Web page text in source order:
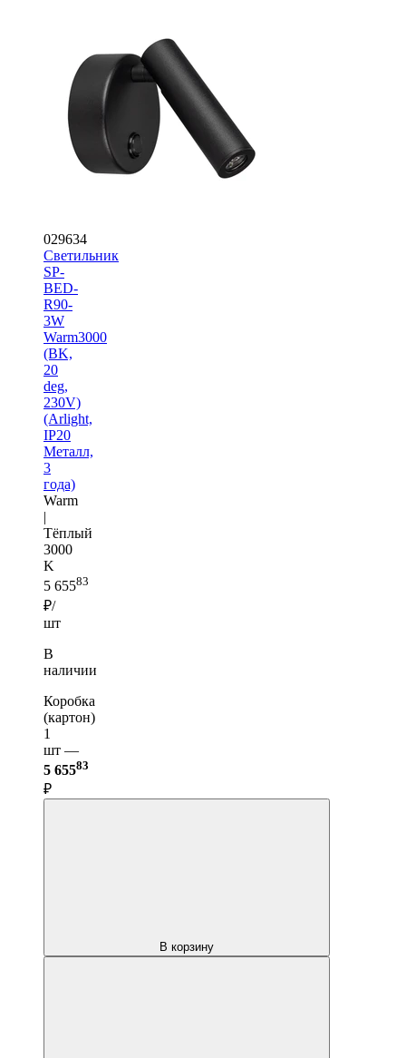
029634
Светильник
SP-
BED-
R90-
3W
Warm3000
(BK,
20
deg,
230V)
(Arlight,
IP20
Металл,
3
года)
Warm
|
Тёплый
3000
K
5 65583
₽/
шт
В
наличии
Коробка
(картон)
1
шт —
5 65583
₽
В корзину